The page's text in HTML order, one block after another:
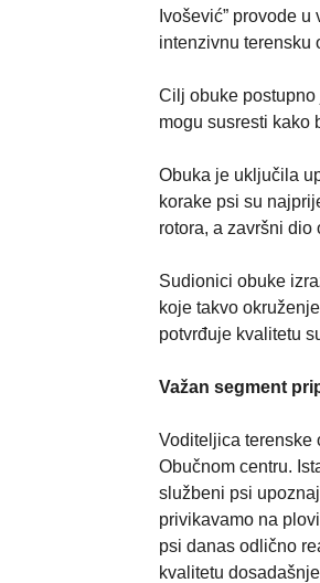
Ivošević” provode
intenzivnu terensku
Cilj obuke
mogu susresti kako
Obuka je uključila
korake psi su
rotora, a završni
Sudionici obuke
koje takvo
potvrđuje kvalitetu
Važan segment
Voditeljica terenske
Obučnom centru.
službeni psi
privikavamo na
psi danas odlično
kvalitetu